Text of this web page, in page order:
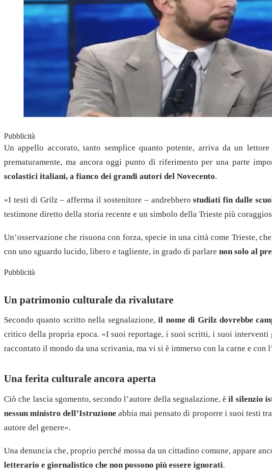
Pubblicità
Un appello accorato, tanto semplice quanto potente, arriva da un
prematuramente, ma ancora oggi punto di riferimento per una parte
scolastici italiani, a fianco dei grandi autori del Novecento.
«I testi di Grilz – afferma il sostenitore – andrebberostudiati fin dalle
testimone diretto della storia recente e un simbolo della Trieste più
Un’osservazione che risuona con forza, specie in una città come Trieste,
con uno sguardo lucido, libero e tagliente, in grado di parlare non solo al
Pubblicità
Un patrimonio culturale da rivalutare
Secondo quanto scritto nella segnalazione,il nome di Grilz dovrebbe
critico della propria epoca. «I suoi reportage, i suoi scritti, i suoi
raccontato il mondo da una scrivania, ma vi si è immerso con la carne e con
Una ferita culturale ancora aperta
Ciò che lascia sgomento, secondo l’autore della segnalazione, èil silenzio
nessun ministro dell’Istruzione abbia mai pensato di proporre i suoi testi
autore del genere».
Una denuncia che, proprio perché mossa da un cittadino comune, appare
letterario e giornalistico che non possono più essere ignorati.